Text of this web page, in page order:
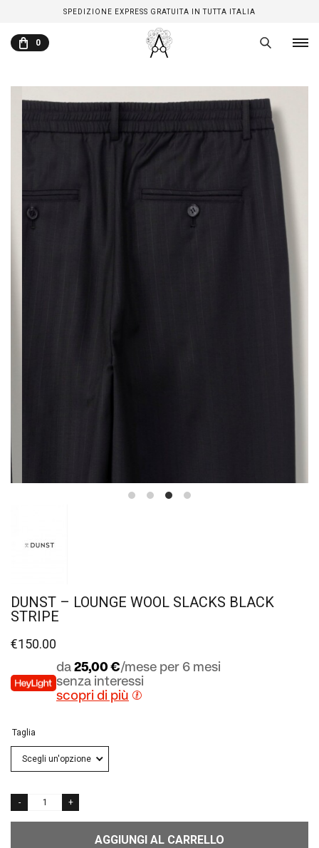
SPEDIZIONE EXPRESS GRATUITA IN TUTTA ITALIA
0
DUNST – LOUNGE WOOL SLACKS BLACK
STRIPE
€150.00
da 25,00 €/mese per 6 mesi
senza interessi
scopri di più
Taglia
AGGIUNGI AL CARRELLO